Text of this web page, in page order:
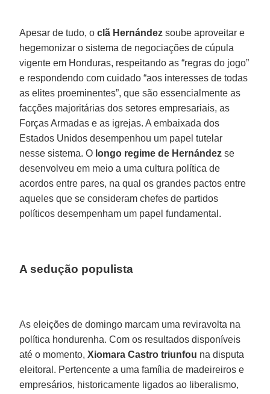
Apesar de tudo, oclã Hernández soube aproveitar e
hegemonizar o sistema de negociações de cúpula
vigente em Honduras, respeitando as “regras do jogo”
e respondendo com cuidado “aos interesses de todas
as elites proeminentes”, que são essencialmente as
facções majoritárias dos setores empresariais, as
Forças Armadas e as igrejas. A embaixada dos
Estados Unidos desempenhou um papel tutelar
nesse sistema. O longo regime de Hernández se
desenvolveu em meio a uma cultura política de
acordos entre pares, na qual os grandes pactos entre
aqueles que se consideram chefes de partidos
políticos desempenham um papel fundamental.
A sedução populista
As eleições de domingo marcam uma reviravolta na
política hondurenha. Com os resultados disponíveis
até o momento,Xiomara Castro triunfou na disputa
eleitoral. Pertencente a uma família de madeireiros e
empresários, historicamente ligados ao liberalismo,